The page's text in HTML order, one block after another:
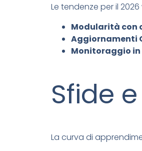
Le tendenze per il
Modularità con
Aggiornamenti
Monitoraggio
Sfide
La curva di